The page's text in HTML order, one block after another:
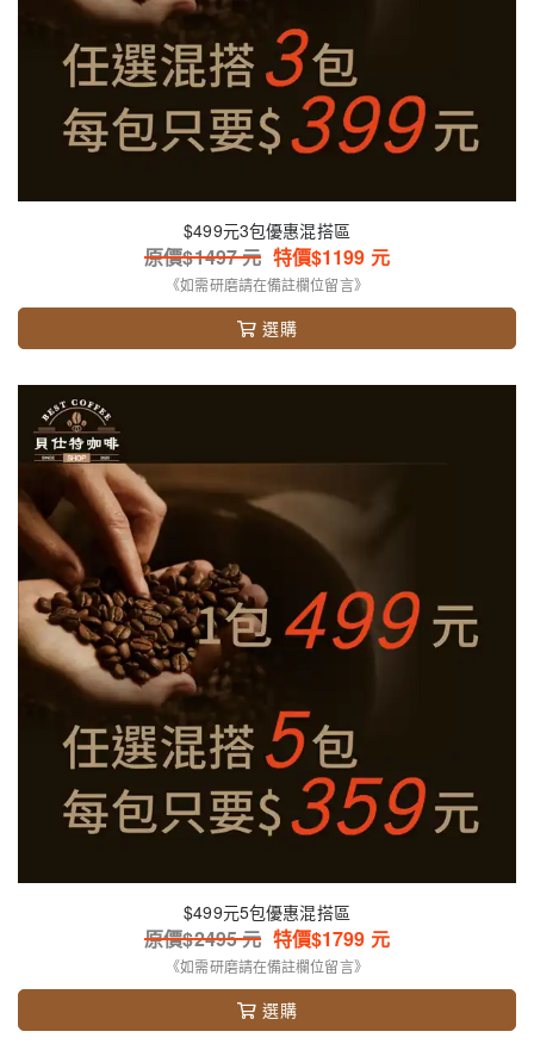
$499元3包優惠混搭區
原價$1497元 特價$1199 元
《如需研磨請在備註欄位留言》
選購
$499元5包優惠混搭區
原價$2495元 特價$1799 元
《如需研磨請在備註欄位留言》
選購